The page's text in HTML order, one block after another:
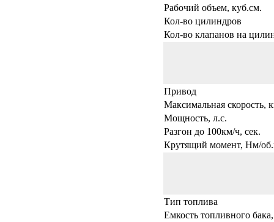
Рабочий объем, куб.см.
Кол-во цилиндров
Кол-во клапанов на
Привод
Максимальная скорость,
Мощность, л.с.
Разгон до 100км/ч, сек.
Крутящий момент, Нм/
Тип топлива
Емкость топливного